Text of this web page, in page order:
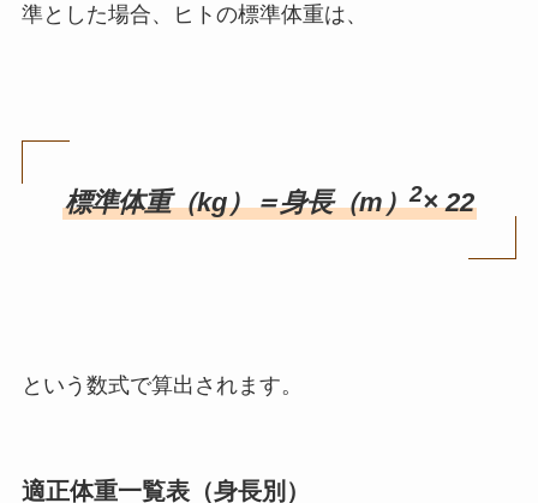
準とした場合、ヒトの標準体重は、
標準体重（kg）＝身長（m）2× 22
という数式で算出されます。
適正体重一覧表（身長別）